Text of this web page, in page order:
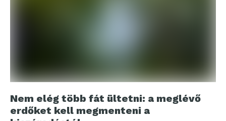
Nem elég több fát ültetni: a meglévő
erdőket kell megmenteni a